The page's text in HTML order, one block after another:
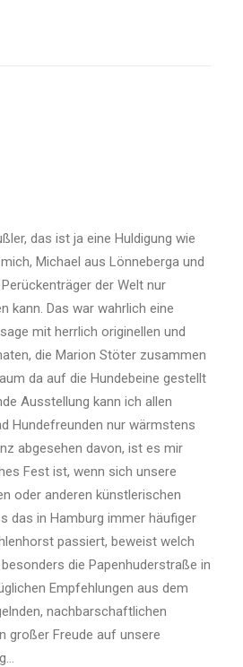
das ist ja eine Huldigung wie
Michael aus Lönneberga und
der Welt nur
kann. Das war wahrlich eine
mit herrlich originellen und
die Marion Stöter zusammen
da auf die Hundebeine gestellt
Ausstellung kann ich allen
Hundefreunden nur wärmstens
abgesehen davon, ist es mir
Fest ist, wenn sich unsere
oder anderen künstlerischen
das in Hamburg immer häufiger
passiert, beweist welch
die Papenhuderstraße in
Empfehlungen aus dem
nachbarschaftlichen
großer Freude auf unsere